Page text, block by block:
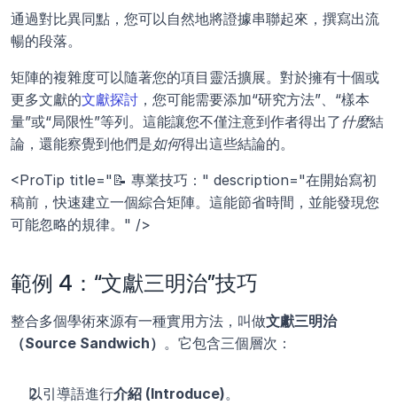
通過對比異同點，您可以自然地將證據串聯起來，撰寫出流
暢的段落。
矩陣的複雜度可以隨著您的項目靈活擴展。對於擁有十個或
更多文獻的文獻探討 ，您可能需要添加“研究方法”、“樣本
量”或“局限性”等列。這能讓您不僅注意到作者得出了什麼結
論，還能察覺到他們是如何得出這些結論的。
<ProTip title="📝 專業技巧：" description="在開始寫初
稿前，快速建立一個綜合矩陣。這能節省時間，並能發現您
可能忽略的規律。" />
範例 4：“文獻三明治”技巧
整合多個學術來源有一種實用方法，叫做文獻三明治
（Source Sandwich） 。它包含三個層次：
以引導語進行介紹 (Introduce)。